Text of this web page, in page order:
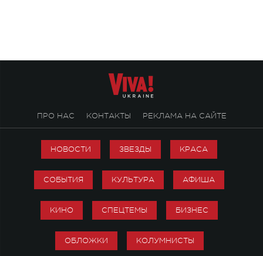
ПРО НАС КОНТАКТЫ РЕКЛАМА НА САЙТЕ
НОВОСТИ ЗВЕЗДЫ КРАСА
СОБЫТИЯ КУЛЬТУРА АФИША
КИНО СПЕЦТЕМЫ БИЗНЕС
ОБЛОЖКИ КОЛУМНИСТЫ